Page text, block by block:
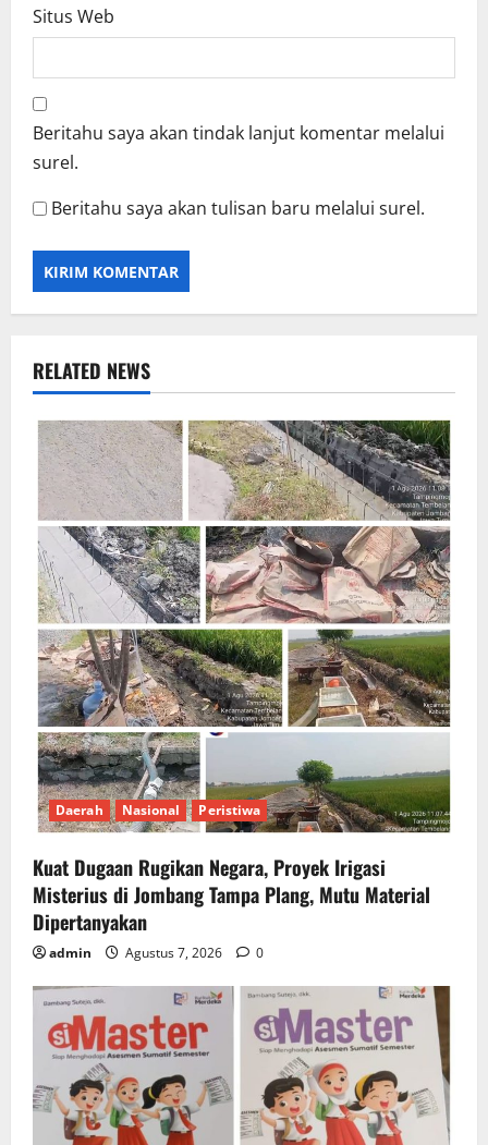
Situs Web
Beritahu saya akan tindak lanjut komentar melalui
surel.
Beritahu saya akan tulisan baru melalui surel.
RELATED NEWS
Daerah Nasional Peristiwa
Kuat Dugaan Rugikan Negara, ​Proyek Irigasi
Misterius di Jombang Tampa Plang, Mutu Material
Dipertanyakan
admin Agustus 7, 2026 0